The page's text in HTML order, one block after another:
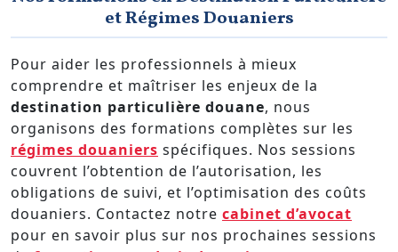
et Régimes Douaniers
Pour aider les professionnels à mieux
comprendre et maîtriser les enjeux de la
destination particulière douane, nous
organisons des formations complètes sur les
régimes douaniers spécifiques. Nos sessions
couvrent l’obtention de l’autorisation, les
obligations de suivi, et l’optimisation des coûts
douaniers. Contactez notre cabinet d’avocat
pour en savoir plus sur nos prochaines sessions